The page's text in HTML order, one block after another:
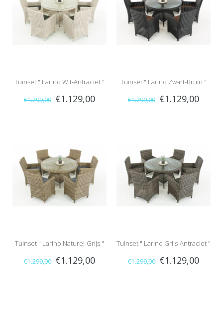
Tuinset " Larino Wit-Antraciet "
€1.299,00 €1.129,00
Tuinset " Larino Zwart-Bruin "
€1.299,00 €1.129,00
Tuinset " Larino Naturel-Grijs "
€1.299,00 €1.129,00
Tuinset " Larino Grijs-Antraciet "
€1.299,00 €1.129,00